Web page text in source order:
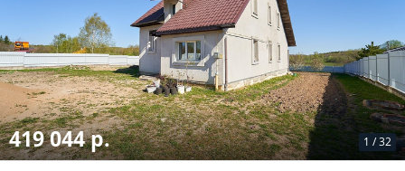
1 /32
419 044 р.